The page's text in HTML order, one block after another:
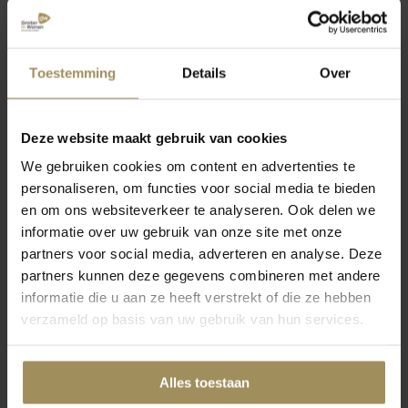
Toestemming Details Over
Deze website maakt gebruik van cookies
We gebruiken cookies om content en advertenties te
personaliseren, om functies voor social media te bieden
en om ons websiteverkeer te analyseren. Ook delen we
informatie over uw gebruik van onze site met onze
partners voor social media, adverteren en analyse. Deze
partners kunnen deze gegevens combineren met andere
informatie die u aan ze heeft verstrekt of die ze hebben
verzameld op basis van uw gebruik van hun services.
Alles toestaan
Hoeveel ruimte heb je nodig voor een
barkruk?
Hoeveel cm tussen barkruk en tafel?
Hoe hoog mag een barkruk zijn?
Meer vragen
november 2025